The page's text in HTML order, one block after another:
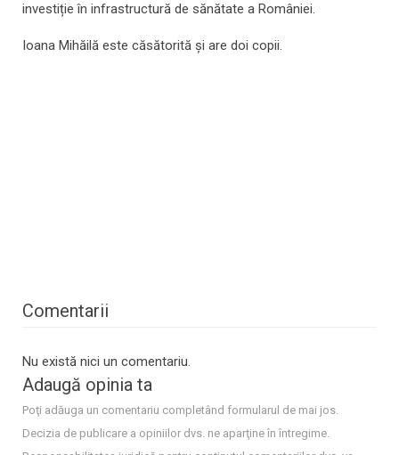
investiție în infrastructură de sănătate a României.
Ioana Mihăilă este căsătorită și are doi copii.
Comentarii
Nu există nici un comentariu.
Adaugă opinia ta
Poţi adăuga un comentariu completând formularul de mai jos.
Decizia de publicare a opiniilor dvs. ne aparţine în întregime.